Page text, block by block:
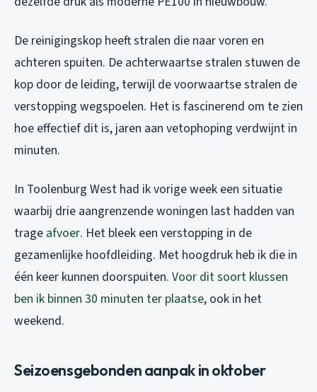
De reinigingskop heeft stralen die naar voren en
achteren spuiten. De achterwaartse stralen stuwen de
kop door de leiding, terwijl de voorwaartse stralen de
verstopping wegspoelen. Het is fascinerend om te zien
hoe effectief dit is, jaren aan vetophoping verdwijnt in
minuten.
In Toolenburg West had ik vorige week een situatie
waarbij drie aangrenzende woningen last hadden van
trage afvoer. Het bleek een verstopping in de
gezamenlijke hoofdleiding. Met hoogdruk heb ik die in
één keer kunnen doorspuiten. Voor dit soort klussen
ben ik binnen 30 minuten ter plaatse, ook in het
weekend.
Seizoensgebonden aanpak in oktober